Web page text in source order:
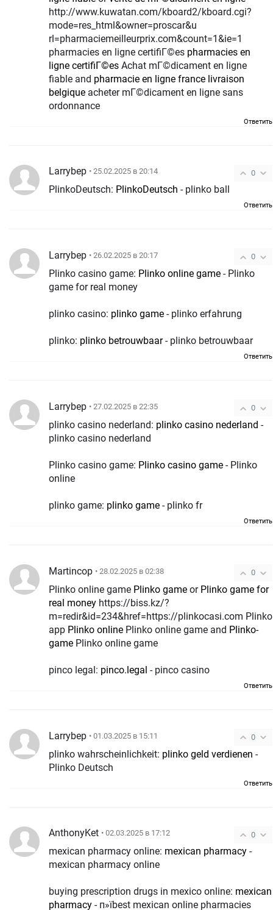
http://www.kuwatan.com/kboard2/kboard.cgi?
mode=res_html&owner=proscar&u
rl=pharmaciemeilleurprix.com&count=1&ie=1
pharmacies en ligne certifiГ©es pharmacies en
ligne certifiГ©es Achat mГ©dicament en ligne
fiable and pharmacie en ligne france livraison
belgique acheter mГ©dicament en ligne sans
ordonnance
Ответить
0
Larrybep • 25.02.2025 в 20:14
PlinkoDeutsch: PlinkoDeutsch - plinko ball
Ответить
0
Larrybep • 26.02.2025 в 20:17
Plinko casino game: Plinko online game - Plinko
game for real money
plinko casino: plinko game - plinko erfahrung
plinko: plinko betrouwbaar- plinko betrouwbaar
Ответить
0
Larrybep • 27.02.2025 в 22:35
plinko casino nederland: plinko casino nederland -
plinko casino nederland
Plinko casino game: Plinko casino game - Plinko
online
plinko game: plinko game - plinko fr
Ответить
0
Martincop • 28.02.2025 в 02:38
Plinko online game Plinko game or Plinko game for
real money
m=redir&id=234&href=https://plinkocasi.com Plinko
app Plinko online Plinko online game and Plinko-
game Plinko online game
pinco legal: pinco.legal - pinco casino
Ответить
0
Larrybep • 01.03.2025 в 15:11
plinko wahrscheinlichkeit: plinko geld verdienen -
Plinko Deutsch
Ответить
0
AnthonyKet • 02.03.2025 в 17:12
mexican pharmacy online: mexican pharmacy -
mexican pharmacy online
buying prescription drugs in mexico online: mexican
pharmacy - п»їbest mexican online pharmacies